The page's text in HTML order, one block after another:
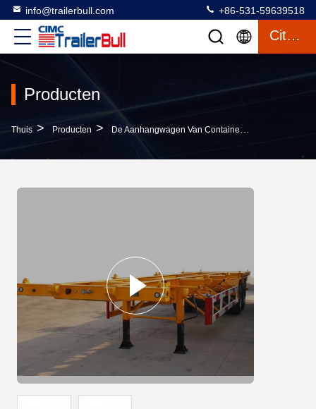
info@trailerbull.com +86-531-59639518
Citaat
Producten
Thuis > Producten > De Aanhangwagen Van Containerchassis